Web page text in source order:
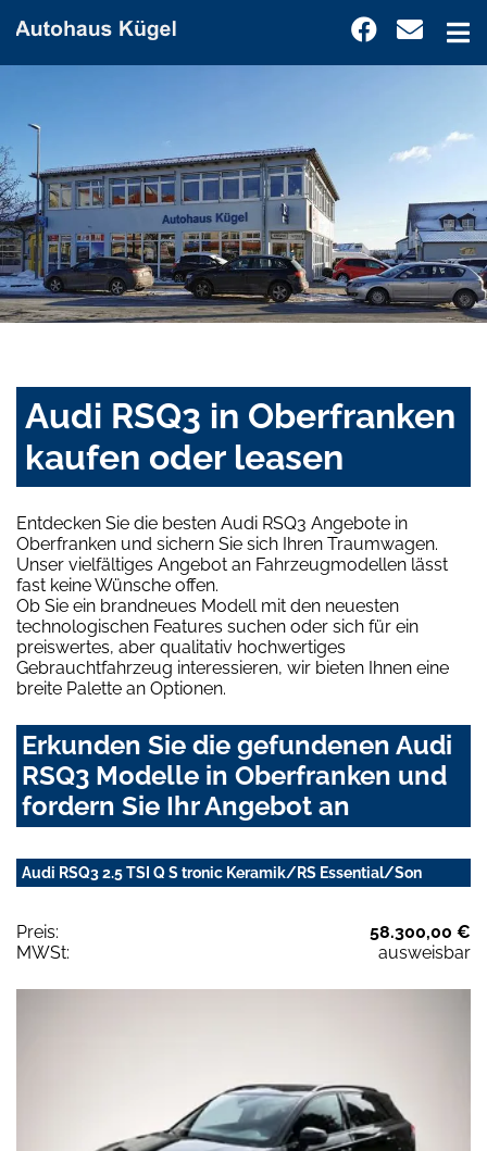
Audi RSQ3 in Oberfranken
kaufen oder leasen
Entdecken Sie die besten Audi RSQ3 Angebote in
Oberfranken und sichern Sie sich Ihren Traumwagen.
Unser vielfältiges Angebot an Fahrzeugmodellen lässt
fast keine Wünsche offen.
Ob Sie ein brandneues Modell mit den neuesten
technologischen Features suchen oder sich für ein
preiswertes, aber qualitativ hochwertiges
Gebrauchtfahrzeug interessieren, wir bieten Ihnen eine
breite Palette an Optionen.
Erkunden Sie die gefundenen Audi
RSQ3 Modelle in Oberfranken und
fordern Sie Ihr Angebot an
Audi RSQ3 2.5 TSI Q S tronic Keramik/RS Essential/Son
Preis:
58.300,00 €
MWSt:
ausweisbar